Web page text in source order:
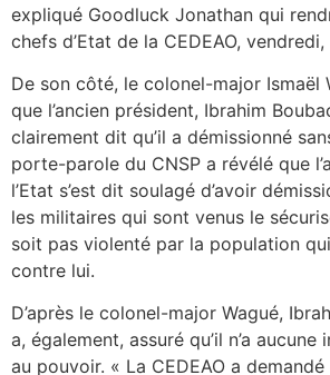
expliqué Goodluck Jonathan qui
chefs d’Etat de la CEDEAO,
De son côté, le colonel-major Ismaël
que l’ancien président, Ibrahim
clairement dit qu’il a démissionné
porte-parole du CNSP a révélé que
l’Etat s’est dit soulagé d’avoir
les militaires qui sont venus le
soit pas violenté par la population
contre lui.
D’après le colonel-major Wagué,
a, également, assuré qu’il n’a
au pouvoir. « La CEDEAO a